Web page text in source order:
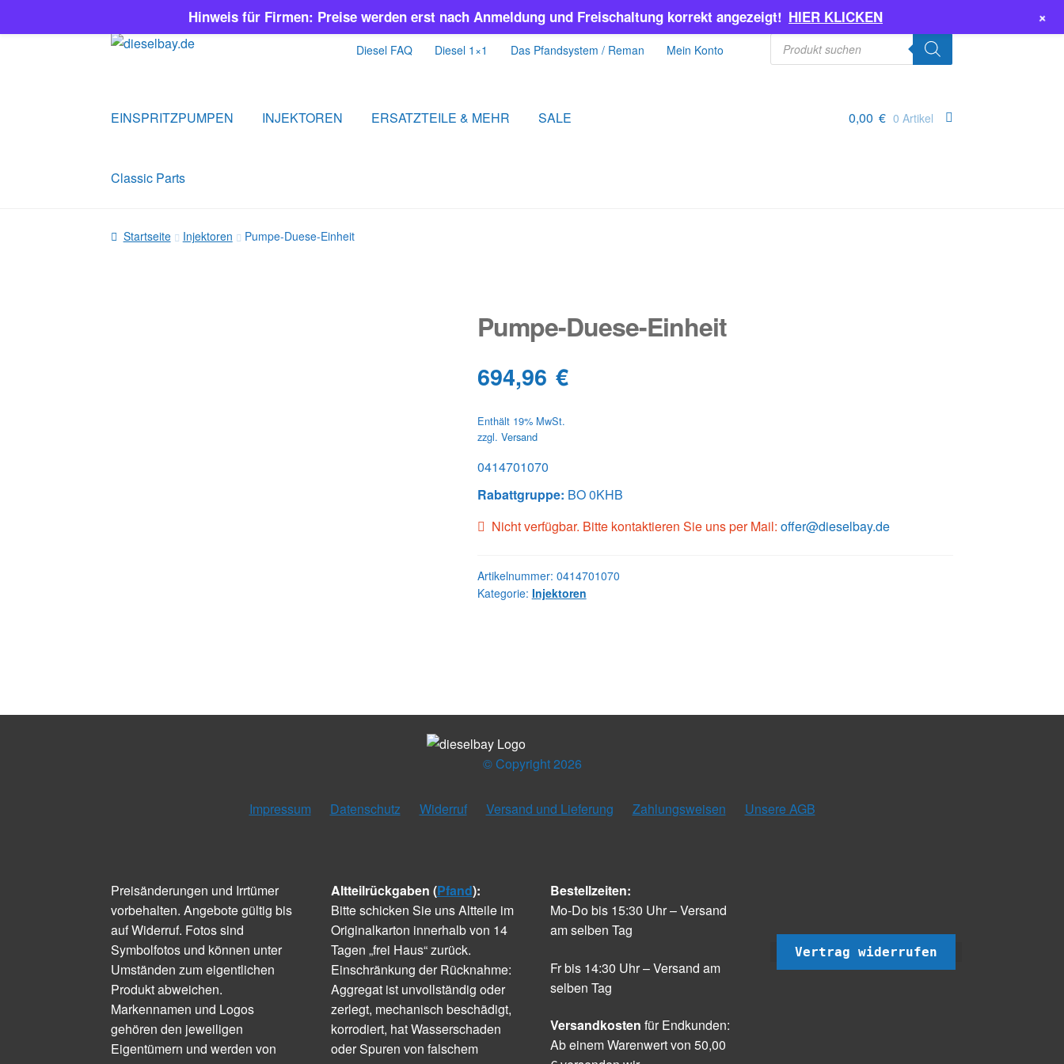
Zur
Zum
Diesel FAQ Diesel 1×1 Das Pfandsystem / Reman Mein Konto
Products
search
EINSPRITZPUMPEN INJEKTOREN ERSATZTEILE & MEHR SALE
Classic Parts
0,00 € 0 Artikel
Startseite Injektoren Pumpe-Duese-Einheit
Pumpe-Duese-Einheit
694,96 €
Enthält 19% MwSt.
zzgl. Versand
0414701070
Rabattgruppe: BO 0KHB
Nicht verfügbar. Bitte kontaktieren Sie uns per Mail:offer@dieselbay.de
Artikelnummer: 0414701070
Kategorie: Injektoren
© Copyright 2026
Impressum Datenschutz Widerruf Versand und Lieferung Zahlungsweisen Unsere AGB
Preisänderungen und Irrtümer
vorbehalten. Angebote gültig bis
auf Widerruf. Fotos sind
Symbolfotos und können unter
Umständen zum eigentlichen
Produkt abweichen.
Markennamen und Logos
gehören den jeweiligen
Eigentümern und werden von
Altteilrückgaben (Pfand):
Bitte schicken Sie uns Altteile im
Originalkarton innerhalb von 14
Tagen „frei Haus“ zurück.
Einschränkung der Rücknahme:
Aggregat ist unvollständig oder
zerlegt, mechanisch beschädigt,
korrodiert, hat Wasserschaden
oder Spuren von falschem
Bestellzeiten:
Mo-Do bis 15:30 Uhr – Versand
am selben Tag
Fr bis 14:30 Uhr – Versand am
selben Tag
Versandkosten für Endkunden:
Ab einem Warenwert von 50,00
Vertrag widerrufen
Hinweis für Firmen: Preise werden erst nach Anmeldung und Freischaltung korrekt angezeigt! HIER KLICKEN +